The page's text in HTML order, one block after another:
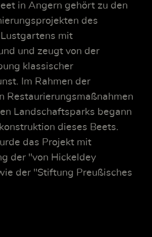
in Angern gehört zu den
des
mit
und zeugt von der
klassischer
Im Rahmen der
Restaurierungsmaßnahmen
Landschaftsparks begann
dieses Beets.
das Projekt mit
der "von Hickeldey
der "Stiftung Preußisches